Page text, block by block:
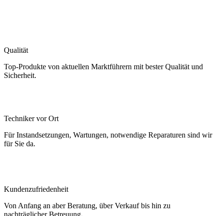
Qualität
Top-Produkte von aktuellen Marktführern mit bester Qualität und
Sicherheit.
Techniker vor Ort
Für Instandsetzungen, Wartungen, notwendige Reparaturen sind wir
für Sie da.
Kundenzufriedenheit
Von Anfang an aber Beratung, über Verkauf bis hin zu
nachträglicher Betreuung.